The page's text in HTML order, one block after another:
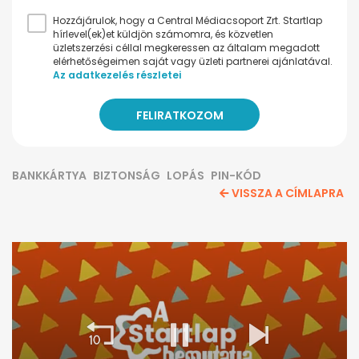
Hozzájárulok, hogy a Central Médiacsoport Zrt. Startlap
hírlevel(ek)et küldjön számomra, és közvetlen
üzletszerzési céllal megkeressen az általam megadott
elérhetőségeimen saját vagy üzleti partnerei ajánlatával.
Az adatkezelés részletei
BANKKÁRTYA BIZTONSÁG LOPÁS PIN-KÓD
VISSZA A CÍMLAPRA